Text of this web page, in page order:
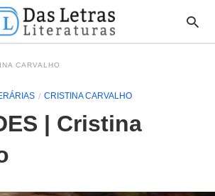
CARVALHO
CRISTINA CARVALHO
| Cristina